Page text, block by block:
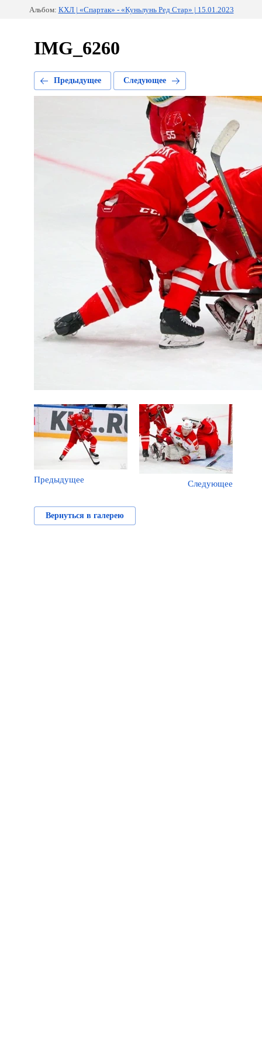
Альбом: КХЛ | «Спартак» - «Куньлунь Ред Стар» | 15.01.2023
IMG_6260
Предыдущее Следующее
Предыдущее Следующее
Вернуться в галерею